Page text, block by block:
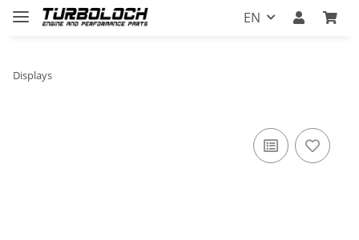
EN
Displays